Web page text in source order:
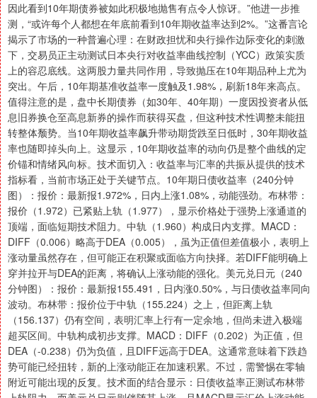
因此看到10年期债券被如此积极地抛售有点令人惊讶。”他进一步推
测，“或许每个人都想在年底前看到10年期收益率达到2%。”这番言论
揭示了市场的一种普遍心理：在财政担忧和央行操作边际变化的刺激
下，交易员正主动测试日本央行对收益率曲线控制（YCC）政策实质
上的容忍底线。这两股力量共同作用，导致抛压在10年期品种上尤为
突出。午后，10年期基准收益率一度触及1.98%，刷新18年来高点。
值得注意的是，盘中长期债券（如30年、40年期）一度因投资者从低
息旧券换仓至高息新券的操作而获得买盘，但这种技术性调整未能扭
转整体颓势。当10年期收益率飙升带动期货跌至日低时，30年期收益
率也随即掉头向上。这显示，10年期收益率的动向仍是整个曲线的定
价锚和情绪风向标。技术面切入：收益率与汇率的共振从提供的技术
指标看，当前市场正处于关键节点。10年期日债收益率（240分钟
图）：报价：最新报1.972%，日内上涨1.08%，动能强劲。布林带：
报价（1.972）已紧贴上轨（1.977），显示价格处于强势上涨通道的
顶端，面临短期技术阻力。中轨（1.960）构成日内支撑。MACD：
DIFF（0.006）略高于DEA（0.005），虽为正值但差值极小，表明上
涨动量虽然存在，但可能正在积聚或面临方向抉择。若DIFF能明确上
穿并拉开与DEA的距离，将确认上涨动能的强化。美元兑日元（240
分钟图）：报价：最新报155.491，日内涨0.50%，与日债收益率同向
波动。布林带：报价位于中轨（155.224）之上，但距离上轨
（156.137）仍有空间，表明汇率上行有一定余地，但尚未进入极端
超买区间。中轨构成初步支撑。MACD：DIFF（0.202）为正值，但
DEA（-0.238）仍为负值，且DIFF远高于DEA。这通常意味着下跌趋
势可能已经扭转，新的上涨动能正在加速积累。不过，需警惕在零轴
附近可能出现的反复。技术面的结合显示：日债收益率正测试布林带